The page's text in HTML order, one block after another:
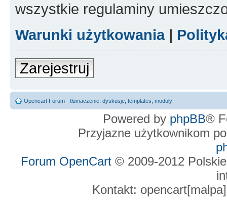
wszystkie regulaminy
Warunki użytkowania|
Zarejestruj
Opencart Forum - tłumaczenie, dyskusje, templates, moduły
Powered by phpBB®
Przyjazne użytkownikom
Forum OpenCart © 2009-2012
Kontakt: